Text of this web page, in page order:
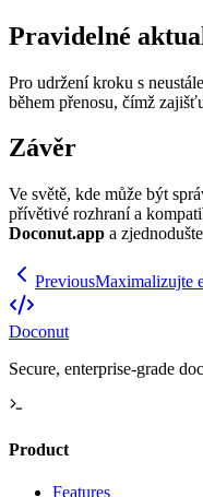
Pravidelné
Pro udržení kroku s
během přenosu, čímž
Závěr
Ve světě, kde může být
přívětivé rozhraní a
Doconut.app a
PreviousMaximalizujte
Doconut
Secure, enterprise-grade
Product
Features